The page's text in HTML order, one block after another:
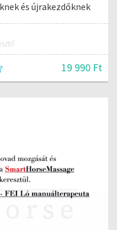
és újrakezdőknek
19 990 Ft